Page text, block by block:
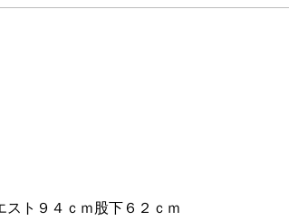
ト９４ｃｍ股下６２ｃｍ